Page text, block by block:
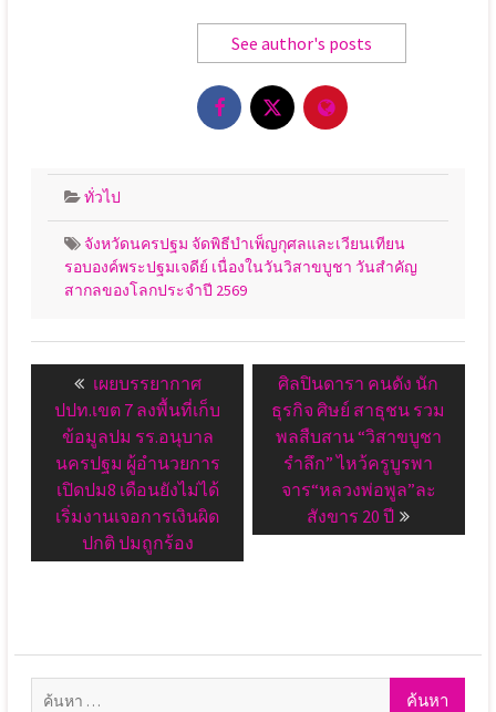
See author's posts
ทั่วไป
จังหวัดนครปฐม จัดพิธีบำเพ็ญกุศลและเวียนเทียน
รอบองค์พระปฐมเจดีย์ เนื่องในวันวิสาขบูชา วันสำคัญ
สากลของโลกประจำปี 2569
เรื่อง
Previous
post:
เผยบรรยากาศ
ปปท.เขต 7 ลงพื้นที่เก็บ
ข้อมูลปม รร.อนุบาล
นครปฐม ผู้อำนวยการ
เปิดปม8 เดือนยังไม่ได้
เริ่มงานเจอการเงินผิด
ปกติ ปมถูกร้อง
Next
post:
ศิลปินดารา คนดัง นัก
ธุรกิจ ศิษย์ สาธุชน รวม
พลสืบสาน “วิสาขบูชา
รำลึก” ไหว้ครูบูรพา
จาร“หลวงพ่อพูล”ละ
สังขาร 20 ปี
ค้นหา